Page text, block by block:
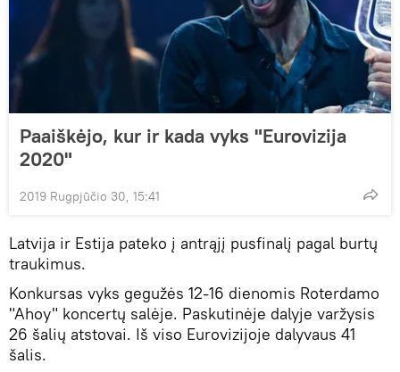
Paaiškėjo, kur ir kada vyks "Eurovizija
2020"
2019 Rugpjūčio 30, 15:41
Latvija ir Estija pateko į antrąjį pusfinalį pagal burtų
traukimus.
Konkursas vyks gegužės 12-16 dienomis Roterdamo
"Ahoy" koncertų salėje. Paskutinėje dalyje varžysis
26 šalių atstovai. Iš viso Eurovizijoje dalyvaus 41
šalis.